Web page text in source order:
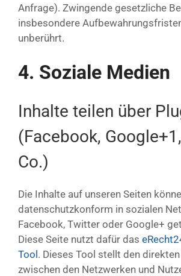
Anfrage). Zwingende gesetzliche
insbesondere
unberührt.
4. Soziale Medien
Inhalte teilen über
(Facebook,
Co.)
Die Inhalte auf unseren Seiten
datenschutzkonform in sozialen
Facebook, Twitter oder Google+
Diese Seite nutzt dafür das
Tool. Dieses Tool stellt den
zwischen den Netzwerken und